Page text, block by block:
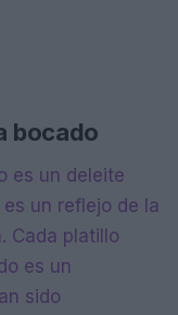
bocado
es un deleite
un reflejo de la
Cada platillo
es un
sido